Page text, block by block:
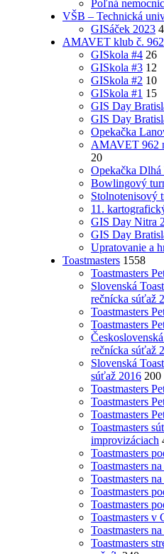
Poľná
VŠB – Technická
GISáček 2023
AMAVET klub č. 962
GISkola #4 26
GISkola #3 12
GISkola #2 10
GISkola #1 15
GIS Day
GIS Day
Opekačka
AMAVET 962
20
Opekačka Dlhá
Bowlingový
Stolnotenisový
11.
GIS Day Nitra
GIS Day
Upratovanie a
Toastmasters 1558
Toastmasters
Slovenská
rečnícka súťaž
Toastmasters
Toastmasters
rečnícka súťaž
Slovenská
súťaž 2016 200
Toastmasters
Toastmasters
Toastmasters
Toastmasters
improvizáciach
Toastmasters
Toastmasters
Toastmasters
Toastmasters
Toastmasters
Toastmasters v
Toastmasters
Toastmasters